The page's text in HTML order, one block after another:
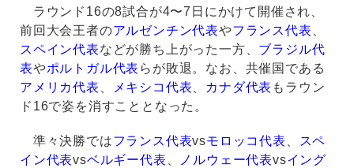
ラウンド16の8試合が4〜7日にかけて開催され、
前回大会王者のアルゼンチン代表やフランス代表 、
スペイン代表などが勝ち上がった一方、 ブラジル代
表やポルトガル代表 らが敗退。なお、共催国である
アメリカ代表 、 メキシコ代表、 カナダ代表 もラウン
ド16で姿を消すこととなった。
準々決勝ではフランス代表vsモロッコ代表 、 スペ
イン代表vsベルギー代表 、 ノルウェー代表vsイング